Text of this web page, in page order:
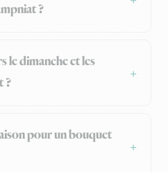
?
le dimanche et les
?
pour un bouquet